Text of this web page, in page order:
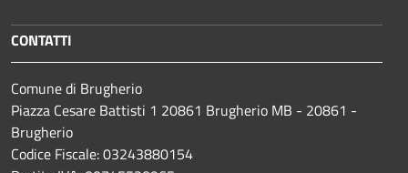
CONTATTI
Comune di Brugherio
Piazza Cesare Battisti 1 20861 Brugherio MB - 20861 -
Brugherio
Codice Fiscale: 03243880154